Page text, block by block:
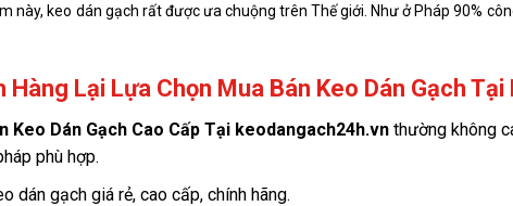
này, keo dán gạch rất được ưa chuộng trên Thế giới. Như ở Pháp 90%
Hàng Lại Lựa Chọn Mua Bán Keo Dán Gạch Tại
Keo Dán Gạch Cao Cấp Tại keodangach24h.vn thường không
phù hợp.
dán gạch giá rẻ, cao cấp, chính hãng.